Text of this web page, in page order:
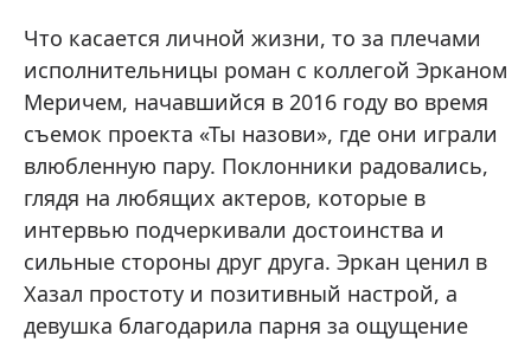
Что касается личной жизни, то за плечами
исполнительницы роман с коллегой Эрканом
Меричем, начавшийся в 2016 году во время
съемок проекта «Ты назови», где они играли
влюбленную пару. Поклонники радовались,
глядя на любящих актеров, которые в
интервью подчеркивали достоинства и
сильные стороны друг друга. Эркан ценил в
Хазал простоту и позитивный настрой, а
девушка благодарила парня за ощущение